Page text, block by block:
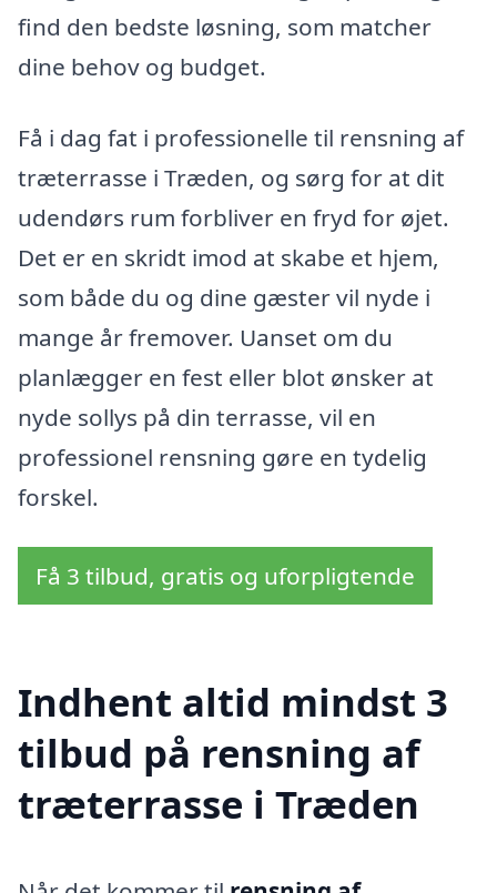
find den bedste løsning, som matcher
dine behov og budget.
Få i dag fat i professionelle til rensning af
træterrasse i Træden, og sørg for at dit
udendørs rum forbliver en fryd for øjet.
Det er en skridt imod at skabe et hjem,
som både du og dine gæster vil nyde i
mange år fremover. Uanset om du
planlægger en fest eller blot ønsker at
nyde sollys på din terrasse, vil en
professionel rensning gøre en tydelig
forskel.
Få 3 tilbud, gratis og uforpligtende
Indhent altid mindst 3
tilbud på rensning af
træterrasse i Træden